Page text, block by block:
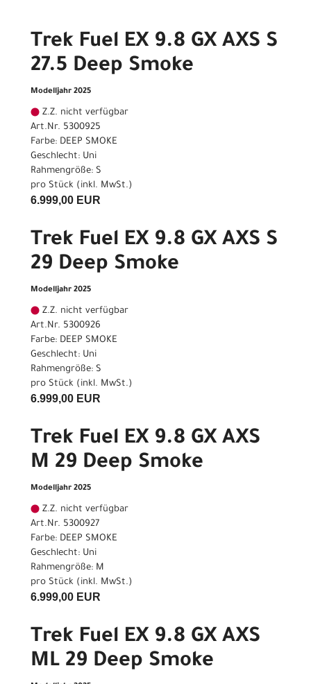
Trek Fuel EX 9.8 GX AXS S
27.5 Deep Smoke
Modelljahr 2025
Z.Z. nicht verfügbar
Art.Nr. 5300925
Farbe: DEEP SMOKE
Geschlecht: Uni
Rahmengröße: S
pro Stück (inkl. MwSt.)
6.999,00 EUR
Trek Fuel EX 9.8 GX AXS S
29 Deep Smoke
Modelljahr 2025
Z.Z. nicht verfügbar
Art.Nr. 5300926
Farbe: DEEP SMOKE
Geschlecht: Uni
Rahmengröße: S
pro Stück (inkl. MwSt.)
6.999,00 EUR
Trek Fuel EX 9.8 GX AXS
M 29 Deep Smoke
Modelljahr 2025
Z.Z. nicht verfügbar
Art.Nr. 5300927
Farbe: DEEP SMOKE
Geschlecht: Uni
Rahmengröße: M
pro Stück (inkl. MwSt.)
6.999,00 EUR
Trek Fuel EX 9.8 GX AXS
ML 29 Deep Smoke